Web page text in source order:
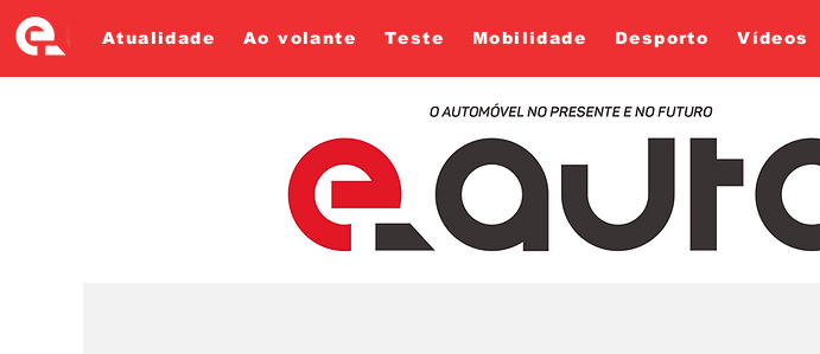
Atualidade Ao volante Teste Mobilidade Desporto Vídeos